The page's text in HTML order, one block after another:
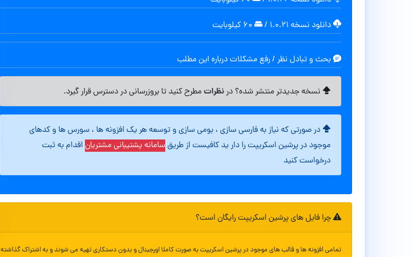
دانلود نسخه ۱.۰.۲۱ /
بحث و تبادل نظر / رفع مشکلات درباره این مطلب
نسخه جدیدتر منتشر شده؟ درنظراتمطرح کنید تا بروزرسانی در دسترس قرار گیرد.
در صورتی که نیاز به فارسی سازی ، بومی سازی و توسعه هر یک افزونه ها ، سورس ها و کدهای
موجود در پرشین اسکریپت را دار ید کافیست از طریقسامانه پشتیبانی مشتریان اقدام به ثبت
درخواست کنید
چرا فایل های پرشین اسکریپت رایگان است؟
تمامی افزونه ها و قالب های موجود در پرشین اسکریپت به صورت کاملا اورجینال و بدون دستکاری تهیه می شوند و به اشتراک گذاشته